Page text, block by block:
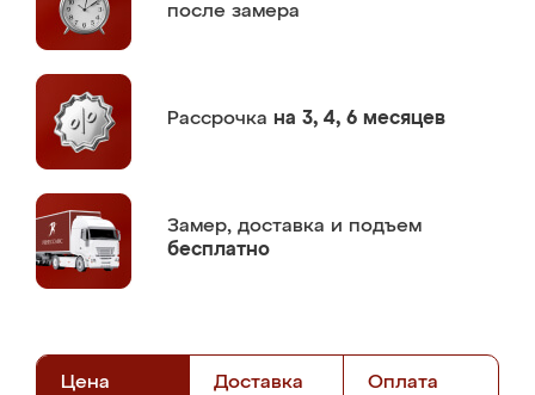
после замера
Рассрочка на 3, 4, 6 месяцев
Замер, доставка и подъем
бесплатно
Цена Доставка Оплата